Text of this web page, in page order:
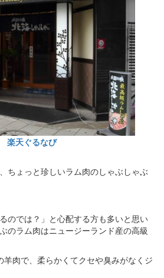
楽天ぐるなび
ちょっと珍しいラム肉のしゃぶしゃぶ
のでは？」と心配する方も多いと思い
のラム肉はニュージーランド産の高級
羊肉で、柔らかくてクセや臭みがなくジ